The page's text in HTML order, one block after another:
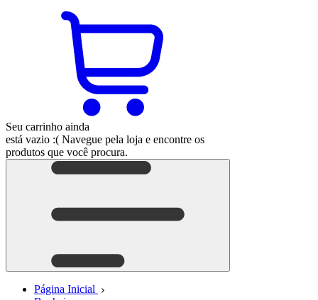
Seu carrinho ainda
está vazio :( Navegue pela loja e encontre os
produtos que você procura.
Página Inicial